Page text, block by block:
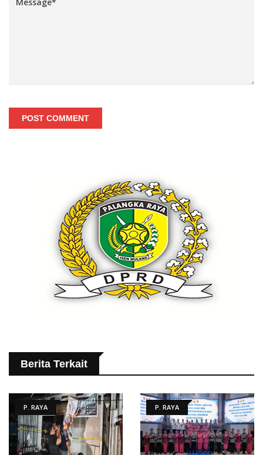
POST COMMENT
Berita Terkait
P. RAYA P. RAYA